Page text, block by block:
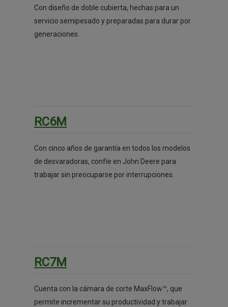
Con diseño de doble cubierta, hechas para un
servicio semipesado y preparadas para durar por
generaciones.
RC6M
Con cinco años de garantía en todos los modelos
de desvaradoras, confíe en John Deere para
trabajar sin preocuparse por interrupciones.
RC7M
Cuenta con la cámara de corte MaxFlow™, que
permite incrementar su productividad y trabajar